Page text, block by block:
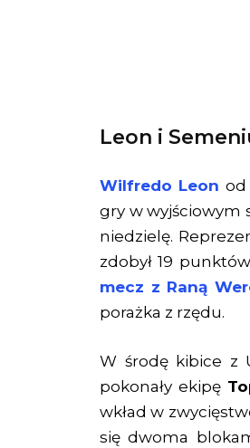
Leon i
Wilfredo Leon od
gry w wyjściowym
niedzielę.
zdobył 19
mecz z Raną
porażka z rzędu.
W środę kibice z
pokonały ekipę
wkład w
się dwoma